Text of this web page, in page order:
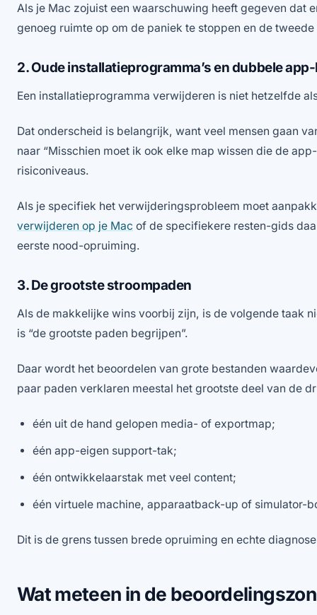
Als je Mac zojuist een waarschuwing heeft gegeven dat
genoeg ruimte op om de paniek te stoppen en de
2. Oude installatieprogramma’s en dubbele
Een installatieprogramma verwijderen is niet hetzelfde
Dat onderscheid is belangrijk, want veel mensen gaan
naar “Misschien moet ik ook elke map wissen die de
risiconiveaus.
Als je specifiek het verwijderingsprobleem moet
verwijderen op je Mac of de specifiekere resten-gids
eerste nood-opruiming.
3. De grootste stroompaden
Als de makkelijke wins voorbij zijn, is de volgende taak
is “de grootste paden begrijpen”.
Daar wordt het beoordelen van grote bestanden
paar paden verklaren meestal het grootste deel van de
één uit de hand gelopen media- of exportmap;
één app-eigen support-tak;
één ontwikkelaarstak met veel content;
één virtuele machine, apparaatback-up of simulator-
Dit is de grens tussen brede opruiming en echte
Wat meteen in de